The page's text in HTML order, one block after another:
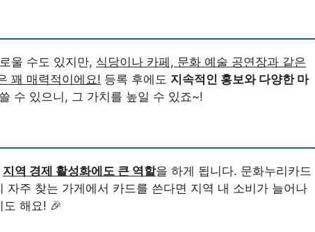
울 수도 있지만, 식당이나 카페, 문화 예술 공연장과 같은
꽤 매력적이에요! 등록 후에도 지속적인 홍보와 다양한 마
수 있으니, 그 가치를 높일 수 있죠~!
지역 경제 활성화에도 큰 역할을 하게 됩니다. 문화누리카드
자주 찾는 가게에서 카드를 쓴다면 지역 내 소비가 늘어나
도 해요! 🎉